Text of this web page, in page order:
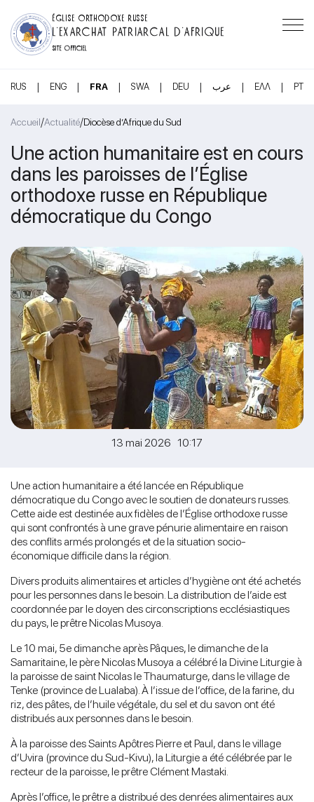
ÉGLISE ORTHODOXE RUSSE
L’EXARCHAT PATRIARCAL D’AFRIQUE
SITE OFFICIEL
RUS | ENG | FRA | SWA | DEU | عرب | ΕΛΛ | PT
Accueil/Actualité/Diocèse d’Afrique du Sud
Une action humanitaire est en cours
dans les paroisses de l’Église
orthodoxe russe en République
démocratique du Congo
13 mai 2026 10:17
Une action humanitaire a été lancée en République
démocratique du Congo avec le soutien de donateurs russes.
Cette aide est destinée aux fidèles de l’Église orthodoxe russe
qui sont confrontés à une grave pénurie alimentaire en raison
des conflits armés prolongés et de la situation socio-
économique difficile dans la région.
Divers produits alimentaires et articles d’hygiène ont été achetés
pour les personnes dans le besoin. La distribution de l’aide est
coordonnée par le doyen des circonscriptions ecclésiastiques
du pays, le prêtre Nicolas Musoya.
Le 10 mai, 5e dimanche après Pâques, le dimanche de la
Samaritaine, le père Nicolas Musoya a célébré la Divine Liturgie à
la paroisse de saint Nicolas le Thaumaturge, dans le village de
Tenke (province de Lualaba). À l’issue de l’office, de la farine, du
riz, des pâtes, de l’huile végétale, du sel et du savon ont été
distribués aux personnes dans le besoin.
À la paroisse des Saints Apôtres Pierre et Paul, dans le village
d’Uvira (province du Sud-Kivu), la Liturgie a été célébrée par le
recteur de la paroisse, le prêtre Clément Mastaki.
Après l’office, le prêtre a distribué des denrées alimentaires aux